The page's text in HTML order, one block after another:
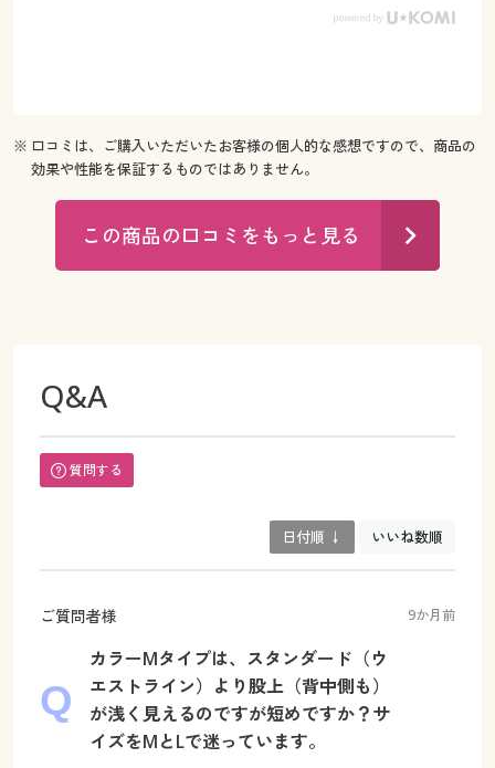
※ 口コミは、ご購入いただいたお客様の個人的な感想ですので、商品の
効果や性能を保証するものではありません。
この商品の口コミをもっと見る
Q&A
質問する
日付順 ↓ いいね数順
ご質問者様 9か月前
カラーMタイプは、スタンダード（ウ
エストライン）より股上（背中側も）
が浅く見えるのですが短めですか？サ
イズをMとLで迷っています。